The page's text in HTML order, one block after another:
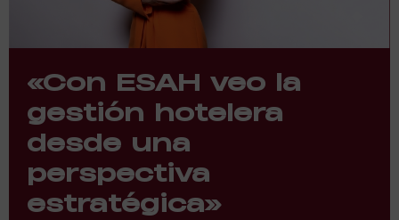
«Con ESAH veo la
gestión hotelera
desde una
perspectiva
estratégica»